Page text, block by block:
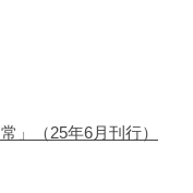
」（25年6月刊行）